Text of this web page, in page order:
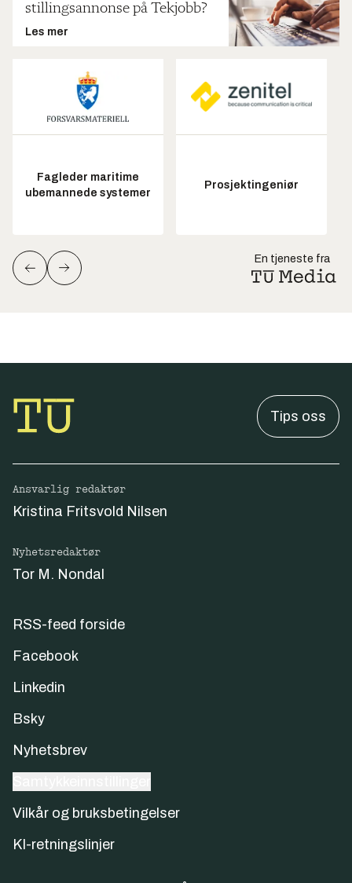
stillingsannonse på Tekjobb?
Les mer
Fagleder maritime
ubemannede systemer
Prosjektingeniør
En tjeneste fra
Tips oss
Ansvarlig redaktør
Kristina Fritsvold Nilsen
Nyhetsredaktør
Tor M. Nondal
RSS-feed forside
Facebook
Linkedin
Bsky
Nyhetsbrev
Vilkår og bruksbetingelser
KI-retningslinjer